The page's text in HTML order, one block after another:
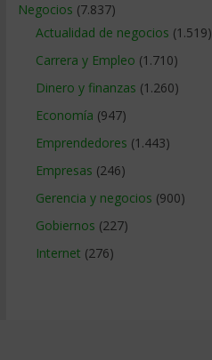
Negocios (7.837)
Actualidad de negocios (1.519)
Carrera y Empleo (1.710)
Dinero y finanzas (1.260)
Economía (947)
Emprendedores (1.443)
Empresas (246)
Gerencia y negocios (900)
Gobiernos (227)
Internet (276)